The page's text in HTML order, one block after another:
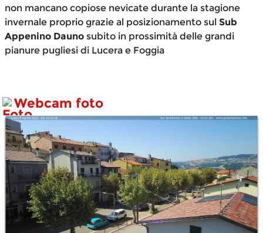
non mancano copiose nevicate durante la stagione
invernale proprio grazie al posizionamento sul Sub
Appenino Dauno subito in prossimità delle grandi
pianure pugliesi di Lucera e Foggia
Webcam foto